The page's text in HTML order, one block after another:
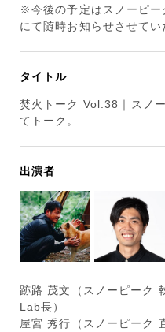
※今後の予定はスノーピ
にて随時お知らせさせてい
タイトル
焚火トーク Vol.38｜スノ
てトーク。
出演者
跡路 茂文（スノーピーク
Lab長）
屋宮 秀行（スノーピーク